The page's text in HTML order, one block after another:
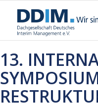
13.